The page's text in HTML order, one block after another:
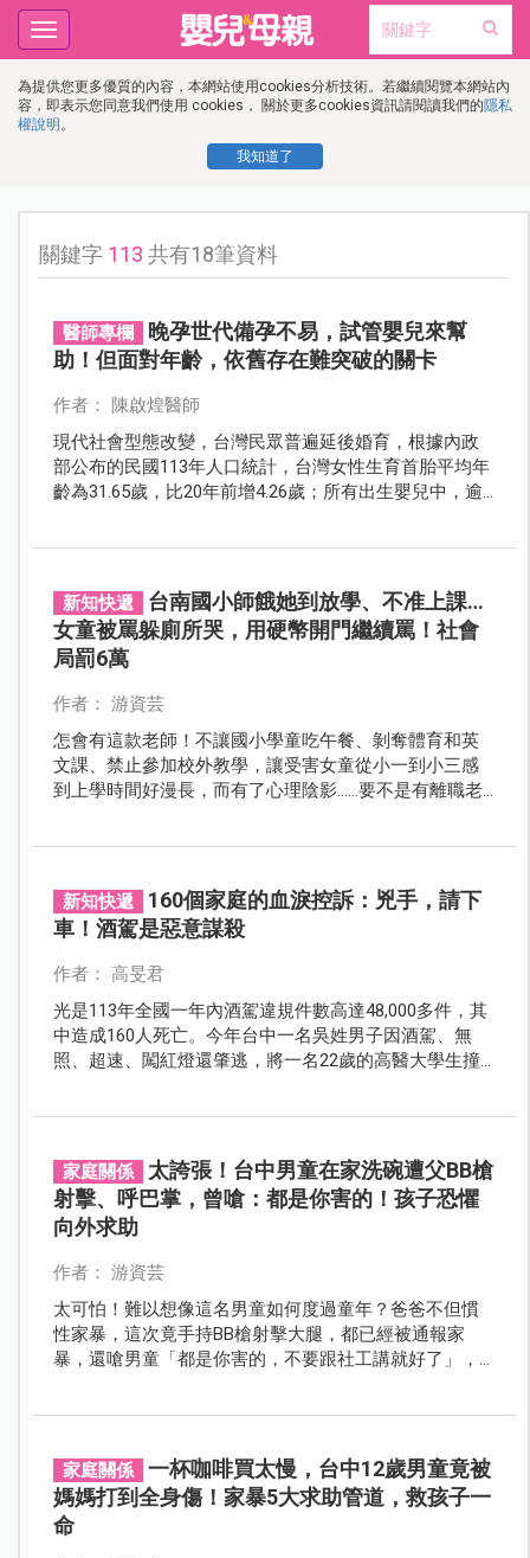
為提供您更多優質的內容，本網站使用cookies分析技術。若繼續閱覽本網站內
容，即表示您同意我們使用 cookies， 關於更多cookies資訊請閱讀我們的隱私
權說明 。
我知道了
Toggle
navigation
關鍵字 113 共有18筆資料
醫師專欄
晚孕世代備孕不易，試管嬰兒來幫
助！但面對年齡，依舊存在難突破的關卡
作者： 陳啟煌醫師
現代社會型態改變，台灣民眾普遍延後婚育，根據內政
部公布的民國113年人口統計，台灣女性生育首胎平均年
齡為31.65歲，比20年前增4.26歲；所有出生嬰兒中，逾3
面臨較高的風險，而讓身心承受更大的壓力。
新知快遞
台南國小師餓她到放學、不准上課…
女童被罵躲廁所哭，用硬幣開門繼續罵！社會
局罰6萬
作者： 游資芸
怎會有這款老師！不讓國小學童吃午餐、剝奪體育和英
文課、禁止參加校外教學，讓受害女童從小一到小三感
到上學時間好漫長，而有了心理陰影……要不是有離職老
新知快遞
160個家庭的血淚控訴：兇手，請下
車！酒駕是惡意謀殺
作者： 高旻君
光是113年全國一年內酒駕違規件數高達48,000多件，其
中造成160人死亡。今年台中一名吳姓男子因酒駕、無
照、超速、闖紅燈還肇逃，將一名22歲的高醫大學生撞
家庭關係
太誇張！台中男童在家洗碗遭父BB槍
射擊、呼巴掌，曾嗆：都是你害的！孩子恐懼
向外求助
作者： 游資芸
太可怕！難以想像這名男童如何度過童年？爸爸不但慣
性家暴，這次竟手持BB槍射擊大腿，都已經被通報家
暴，還嗆男童「都是你害的，不要跟社工講就好了」，
家庭關係
一杯咖啡買太慢，台中12歲男童竟被
媽媽打到全身傷！家暴5大求助管道，救孩子一
命